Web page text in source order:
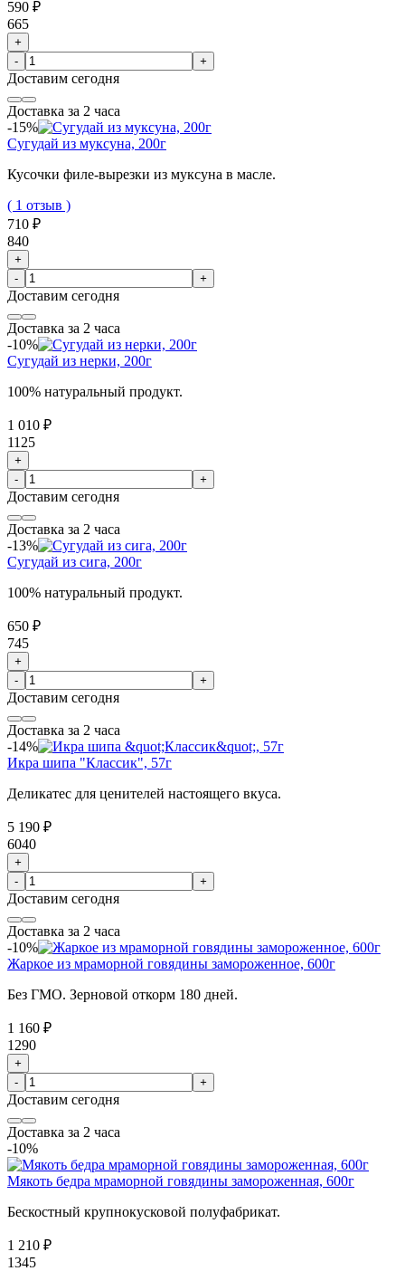
590 ₽
665
+
-
+
Доставим сегодня
Доставка за 2 часа
-15%
Сугудай из муксуна, 200г
Кусочки филе-вырезки из муксуна в масле.
( 1 отзыв )
710 ₽
840
+
-
+
Доставим сегодня
Доставка за 2 часа
-10%
Сугудай из нерки, 200г
100% натуральный продукт.
1 010 ₽
1125
+
-
+
Доставим сегодня
Доставка за 2 часа
-13%
Сугудай из сига, 200г
100% натуральный продукт.
650 ₽
745
+
-
+
Доставим сегодня
Доставка за 2 часа
-14%
Икра шипа "Классик", 57г
Деликатес для ценителей настоящего вкуса.
5 190 ₽
6040
+
-
+
Доставим сегодня
Доставка за 2 часа
-10%
Жаркое из мраморной говядины замороженное, 600г
Без ГМО. Зерновой откорм 180 дней.
1 160 ₽
1290
+
-
+
Доставим сегодня
Доставка за 2 часа
-10%
Мякоть бедра мраморной говядины замороженная, 600г
Бескостный крупнокусковой полуфабрикат.
1 210 ₽
1345